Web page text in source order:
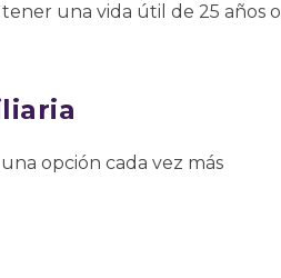
una vida útil de 25 años o
opción cada vez más